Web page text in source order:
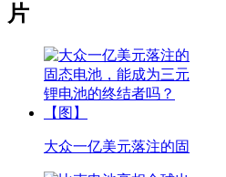
片
大众一亿美元落注的固